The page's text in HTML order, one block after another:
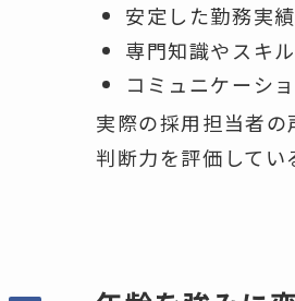
安定した勤務実績
専門知識やスキル
コミュニケーシ
実際の採用担当者
判断力を評価してい